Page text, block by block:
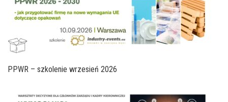
PPWR – szkolenie wrzesień 2026